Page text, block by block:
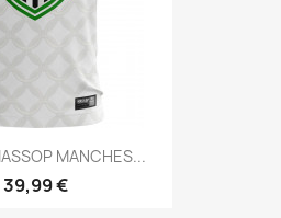
MANCHES...
39,99 €